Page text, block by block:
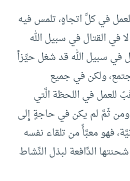
في كلِّ اتجاهٍ، تلمس فيه
في القتال في سبيل الله
في سبيل الله قد شغل حيِّزاً
ولكن في جميع
للعمل في اللحظة الَّتي
ومن ثَمَّ لم يكن في حاجةٍ إِلى
فهو معبَّأٌ من تلقاء نفسه
شحنتها الدَّافعة لبذل النَّشاط